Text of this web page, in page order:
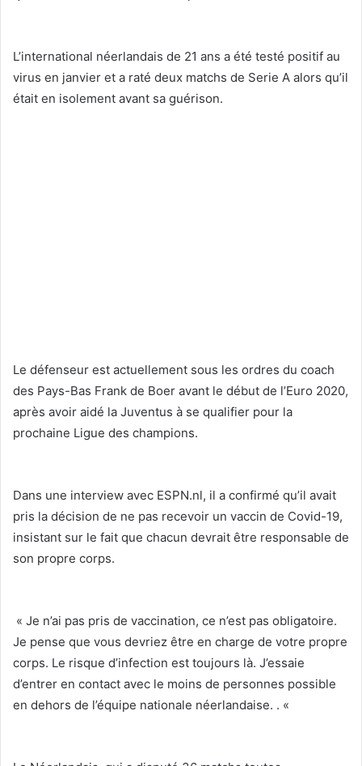
L’international néerlandais de 21 ans a été testé positif au
virus en janvier et a raté deux matchs de Serie A alors qu’il
était en isolement avant sa guérison.
Le défenseur est actuellement sous les ordres du coach
des Pays-Bas Frank de Boer avant le début de l’Euro 2020,
après avoir aidé la Juventus à se qualifier pour la
prochaine Ligue des champions.
Dans une interview avec ESPN.nl, il a confirmé qu’il avait
pris la décision de ne pas recevoir un vaccin de Covid-19,
insistant sur le fait que chacun devrait être responsable de
son propre corps.
« Je n’ai pas pris de vaccination, ce n’est pas obligatoire.
Je pense que vous devriez être en charge de votre propre
corps. Le risque d’infection est toujours là. J’essaie
d’entrer en contact avec le moins de personnes possible
en dehors de l’équipe nationale néerlandaise. . «